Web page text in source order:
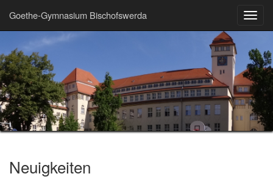
Goethe-Gymnasium Bischofswerda
Neuigkeiten